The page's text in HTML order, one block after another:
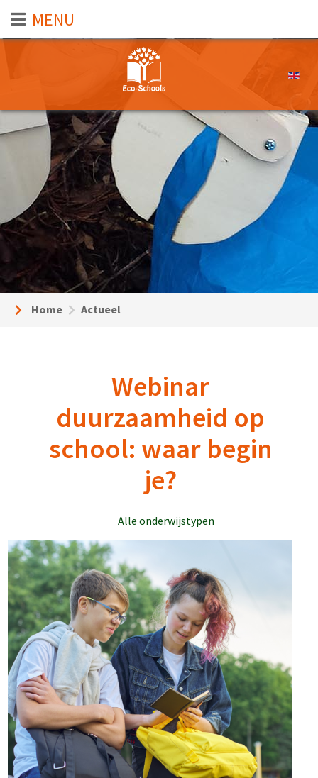
Home Actueel
Webinar
duurzaamheid op
school: waar begin
je?
Alle onderwijstypen